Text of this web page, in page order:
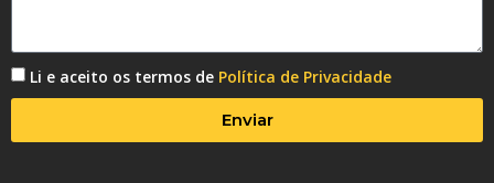
Li e aceito os termos de Política de Privacidade
Enviar